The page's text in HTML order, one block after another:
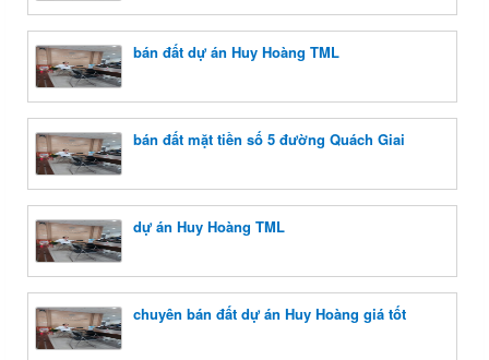
bán đất dự án Huy Hoàng TML
bán đất mặt tiền số 5 đường Quách Giai
dự án Huy Hoàng TML
chuyên bán đất dự án Huy Hoàng giá tốt